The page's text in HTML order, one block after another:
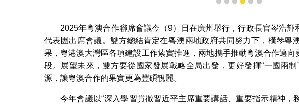
1 2 3 4 5 6
2025年粵澳合作聯席會議今（9）日在廣州舉行，行政長官岑浩
代表團出席會議。雙方總結肯定在粵澳兩地政府共同努力下，橫琴粵
果，粵港澳大灣區各項建設工作紥實推進，兩地攜手推動粵澳合作邁
段。展望未來，雙方要從國家發展戰略全局出發，更好發揮“一國兩
源，讓粵澳合作的果實更為豐碩靚麗。
今年會議以“深入學習貫徹習近平主席重要講話、重要指示精神，